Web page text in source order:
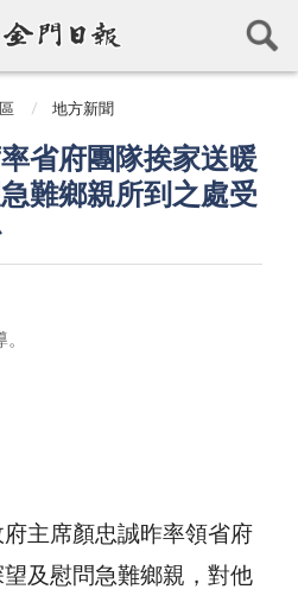
地方新聞
省府團隊挨家送暖
難鄉親所到之處受
主席顏忠誠昨率領省府
及慰問急難鄉親，對他